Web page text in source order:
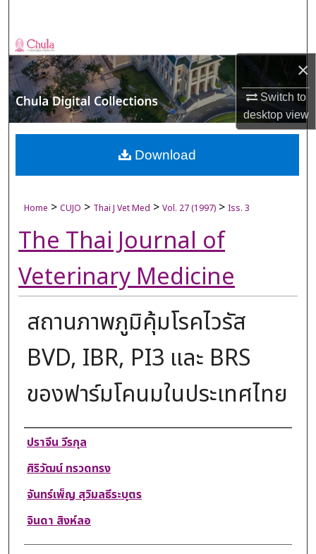
×
Switch to
desktopview
Browse Collections
My Account
About
Digital Commons Network™
Home > CUJO > Thai J Vet Med > Vol. 27 (1997) > Iss. 3
The Thai Journal of
Veterinary Medicine
สถานภาพภูมิคุ้มโรคไวรัส
BVD, IBR, PI3 และ BRS
ของฟาร์มโคนมในประเทศไทย
Authors
ปราจีน วีรกุล
ศิริวัฒน์ ทรวดทรง
จันทร์เพ็ญ สุวิมลธีระบุตร
จินดา สิงห์ลอ
Download